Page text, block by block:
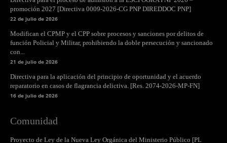
promoción 2027 [Directiva 0009-2026-CG PNP DIREDDOC PNP]
22 de julio de 2026
Modifican el CPMP y el CPP sobre procesos y sanciones por delitos de
función Policial y Militar, prohibiendo la doble persecución y sancionado
con...
21 de julio de 2026
Directiva para la aplicación del principio de oportunidad y el acuerdo
reparatorio en casos de flagrancia delictiva. [Res. 2074-2026-MP-FN]
16 de julio de 2026
Comunidad
Proyecto de Ley de la Nueva Ley Orgánica del Ministerio Público [PL